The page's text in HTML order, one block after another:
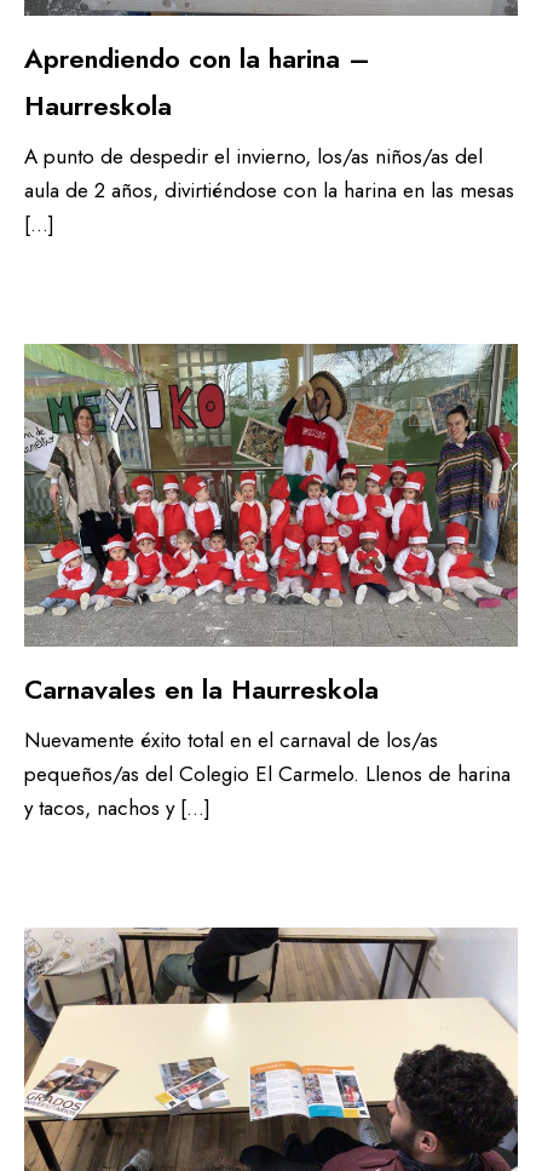
Aprendiendo con la harina –
Haurreskola
A punto de despedir el invierno, los/as niños/as del
aula de 2 años, divirtiéndose con la harina en las mesas
[…]
Carnavales en la Haurreskola
Nuevamente éxito total en el carnaval de los/as
pequeños/as del Colegio El Carmelo. Llenos de harina
y tacos, nachos y […]